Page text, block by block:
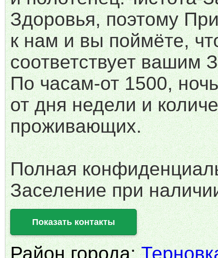
Здоровья, поэтому
к нам и вы поймёте,
соответствует вашим
По часам-от 1500,
от дня недели и
проживающих.
Полная
Заселение при
Показать контакты
Район города: